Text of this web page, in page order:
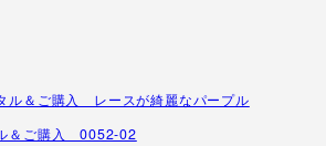
ル＆ご購入 レースが綺麗なパープル
＆ご購入 0052-02